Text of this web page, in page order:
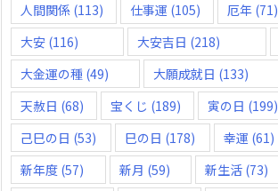
人間関係 (113) 仕事運 (105) 厄年 (71)
大安 (116) 大安吉日 (218)
大金運の種 (49) 大願成就日 (133)
天赦日 (68) 宝くじ (189) 寅の日 (199)
己巳の日 (53) 巳の日 (178) 幸運 (61)
新年度 (57) 新月 (59) 新生活 (73)